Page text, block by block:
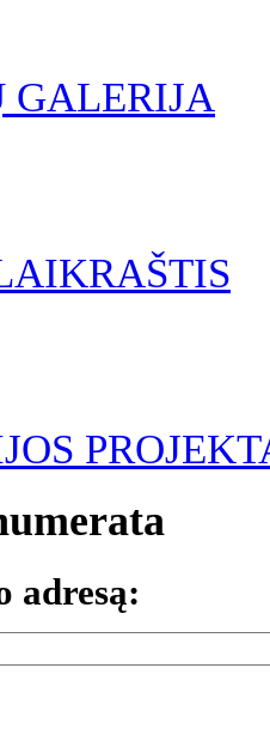
GALERIJA
adresą: